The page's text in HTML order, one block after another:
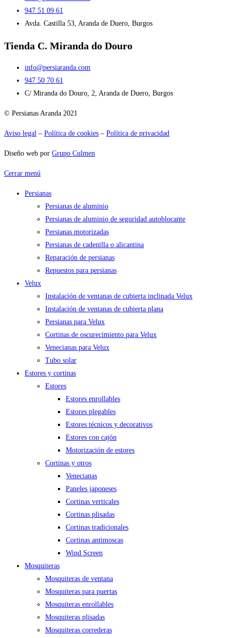
947 51 09 61
Avda. Castilla 53, Aranda de Duero, Burgos
Tienda C. Miranda do Douro
info@persiaranda.com
947 50 70 61
C/ Miranda do Douro, 2, Aranda de Duero, Burgos
© Persianas Aranda 2021
Aviso legal – Política de cookies – Política de privacidad
Diseño web por Grupo Culmen
Cerrar menú
Persianas
Persianas de aluminio
Persianas de aluminio de seguridad autoblocante
Persianas motorizadas
Persianas de cadenilla o alicantina
Reparación de persianas
Repuestos para persianas
Velux
Instalación de ventanas de cubierta inclinada Velux
Instalación de ventanas de cubierta plana
Persianas para Velux
Cortinas de oscurecimiento para Velux
Venecianas para Velux
Tubo solar
Estores y cortinas
Estores
Estores enrollables
Estores plegables
Estores técnicos y decorativos
Estores con cajón
Motorización de estores
Cortinas y otros
Venecianas
Paneles japoneses
Cortinas verticales
Cortinas plisadas
Cortinas tradicionales
Cortinas antimoscas
Wind Screen
Mosquiteras
Mosquiteras de ventana
Mosquiteras para puertas
Mosquiteras enrollables
Mosquiteras plisadas
Mosquiteras correderas